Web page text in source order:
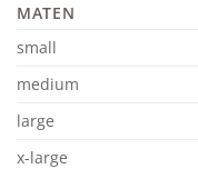
MATEN
small
medium
large
x-large